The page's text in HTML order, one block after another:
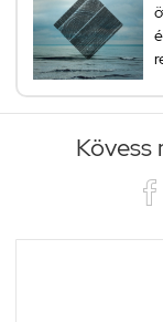
Kövess
